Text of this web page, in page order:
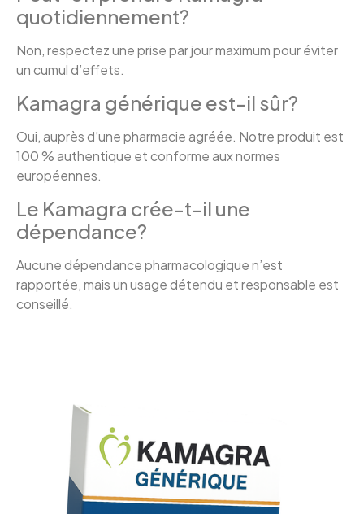
quotidiennement?
Non, respectez une prise par jour maximum pour éviter
un cumul d’effets.
Kamagra générique est-il sûr?
Oui, auprès d’une pharmacie agréée. Notre produit est
100 % authentique et conforme aux normes
européennes.
Le Kamagra crée-t-il une
dépendance?
Aucune dépendance pharmacologique n’est
rapportée, mais un usage détendu et responsable est
conseillé.